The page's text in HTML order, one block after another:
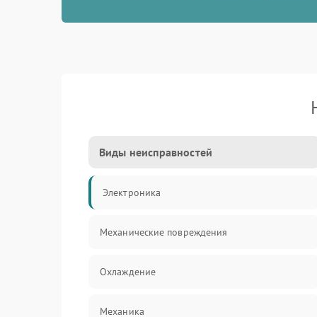
Виды неисправностей
Электроника
Механические повреждения
Охлаждение
Механика